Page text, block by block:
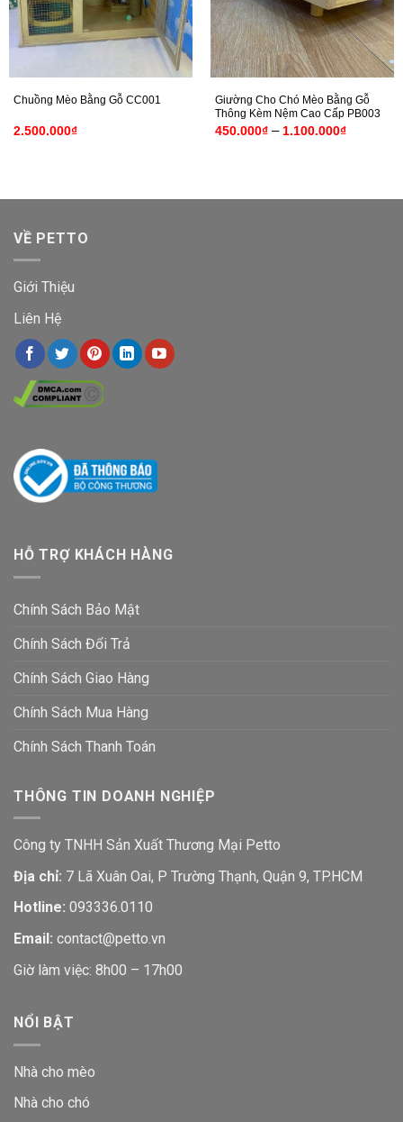
Chuồng Mèo Bằng Gỗ CC001
2.500.000₫
Giường Cho Chó Mèo Bằng Gỗ
Thông Kèm Nệm Cao Cấp PB003
450.000₫ – 1.100.000₫Khoảng
VỀ PETTO
Giới Thiệu
Liên Hệ
HỖ TRỢ KHÁCH HÀNG
Chính Sách Bảo Mật
Chính Sách Đổi Trả
Chính Sách Giao Hàng
Chính Sách Mua Hàng
Chính Sách Thanh Toán
THÔNG TIN DOANH NGHIỆP
Công ty TNHH Sản Xuất Thương Mại Petto
Địa chỉ: 7 Lã Xuân Oai, P Trường Thạnh, Quận 9, TP.HCM
Hotline: 093336.0110
Email: contact@petto.vn
Giờ làm việc: 8h00 – 17h00
NỔI BẬT
Nhà cho mèo
Nhà cho chó